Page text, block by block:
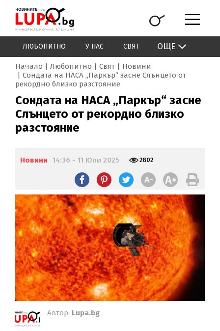
ЛЮБОПИТНО У НАС СВЯТ ОЩЕ
Начало Любопитно Свят
Новини
Сондата на НАСА „Паркър“ засне Слънцето от
рекордно близко разстояние
Сондата на НАСА „Паркър“ засне
Слънцето от рекордно близко
разстояние
Новини 14:36 - 11 Юли 2025 2802
Автор: Lupa.bg